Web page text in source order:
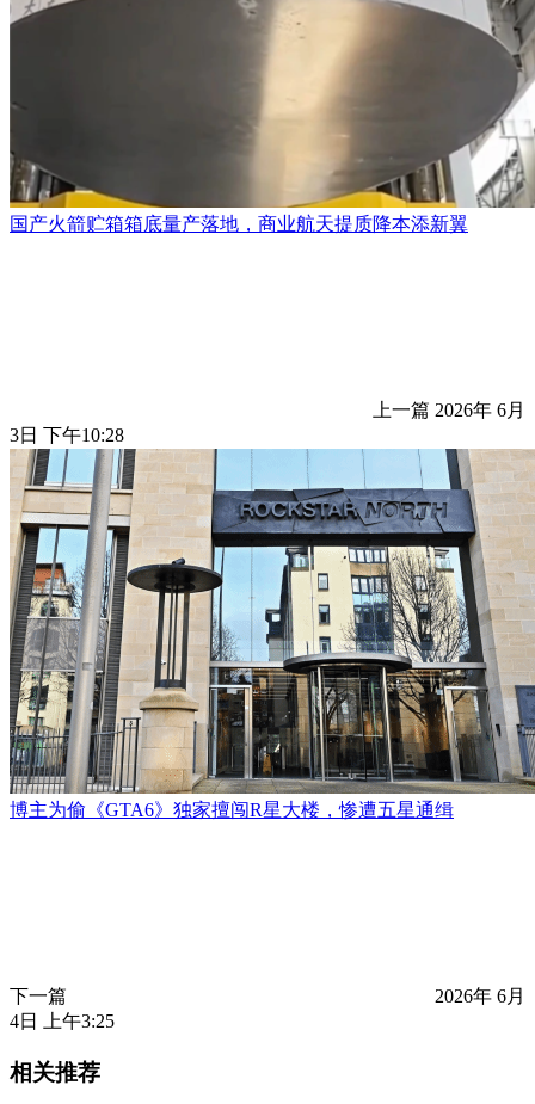
国产火箭贮箱箱底量产落地，商业航天提质降本添新翼
上一篇 2026年 6月
3日 下午10:28
博主为偷《GTA6》独家擅闯R星大楼，惨遭五星通缉
下一篇
2026年 6月
4日 上午3:25
相关推荐